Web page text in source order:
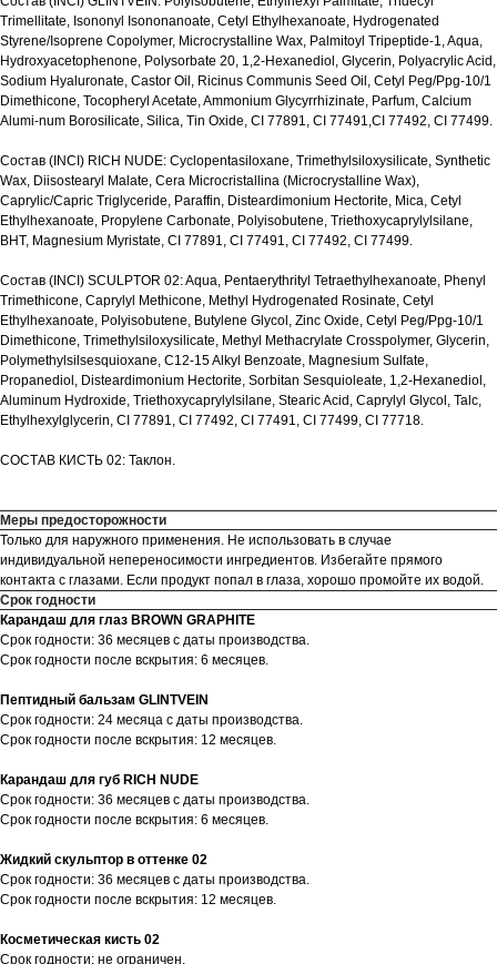
Trimellitate, Isononyl Isononanoate, Cetyl Ethylhexanoate, Hydrogenated
Styrene/Isoprene Copolymer, Microcrystalline Wax, Palmitoyl Tripeptide-1, Aqua,
Hydroxyacetophenone, Polysorbate 20, 1,2-Hexanediol, Glycerin, Polyacrylic Acid,
Sodium Hyaluronate, Castor Oil, Ricinus Communis Seed Oil, Cetyl Peg/Ppg-10/1
Dimethicone, Tocopheryl Acetate, Ammonium Glycyrrhizinate, Parfum, Calcium
Alumi-num Borosilicate, Silica, Tin Oxide, CI 77891, CI 77491,CI 77492, CI 77499.
Состав (INCI) RICH NUDE: Cyclopentasiloxane, Trimethylsiloxysilicate, Synthetic
Wax, Diisostearyl Malate, Cera Microcristallina (Microcrystalline Wax),
Caprylic/Capric Triglyceride, Paraffin, Disteardimonium Hectorite, Mica, Cetyl
Ethylhexanoate, Propylene Carbonate, Polyisobutene, Triethoxycaprylylsilane,
BHT, Magnesium Myristate, CI 77891, CI 77491, CI 77492, CI 77499.
Состав (INCI) SCULPTOR 02: Aqua, Pentaerythrityl Tetraethylhexanoate, Phenyl
Trimethicone, Caprylyl Methicone, Methyl Hydrogenated Rosinate, Cetyl
Ethylhexanoate, Polyisobutene, Butylene Glycol, Zinc Oxide, Cetyl Peg/Ppg-10/1
Dimethicone, Trimethylsiloxysilicate, Methyl Methacrylate Crosspolymer, Glycerin,
Polymethylsilsesquioxane, C12-15 Alkyl Benzoate, Magnesium Sulfate,
Propanediol, Disteardimonium Hectorite, Sorbitan Sesquioleate, 1,2-Hexanediol,
Aluminum Hydroxide, Triethoxycaprylylsilane, Stearic Acid, Caprylyl Glycol, Talc,
Ethylhexylglycerin, CI 77891, CI 77492, CI 77491, CI 77499, CI 77718.
СОСТАВ КИСТЬ 02: Таклон.
Меры предосторожности
Только для наружного применения. Не использовать в случае
индивидуальной непереносимости ингредиентов. Избегайте прямого
контакта с глазами. Если продукт попал в глаза, хорошо промойте их водой.
Срок годности
Карандаш для глаз BROWN GRAPHITE
Срок годности: 36 месяцев с даты производства.
Срок годности после вскрытия: 6 месяцев.
Пептидный бальзам GLINTVEIN
Срок годности: 24 месяца с даты производства.
Срок годности после вскрытия: 12 месяцев.
Карандаш для губ RICH NUDE
Срок годности: 36 месяцев с даты производства.
Срок годности после вскрытия: 6 месяцев.
Жидкий скульптор в оттенке 02
Срок годности: 36 месяцев с даты производства.
Срок годности после вскрытия: 12 месяцев.
Косметическая кисть 02
Срок годности: не ограничен.